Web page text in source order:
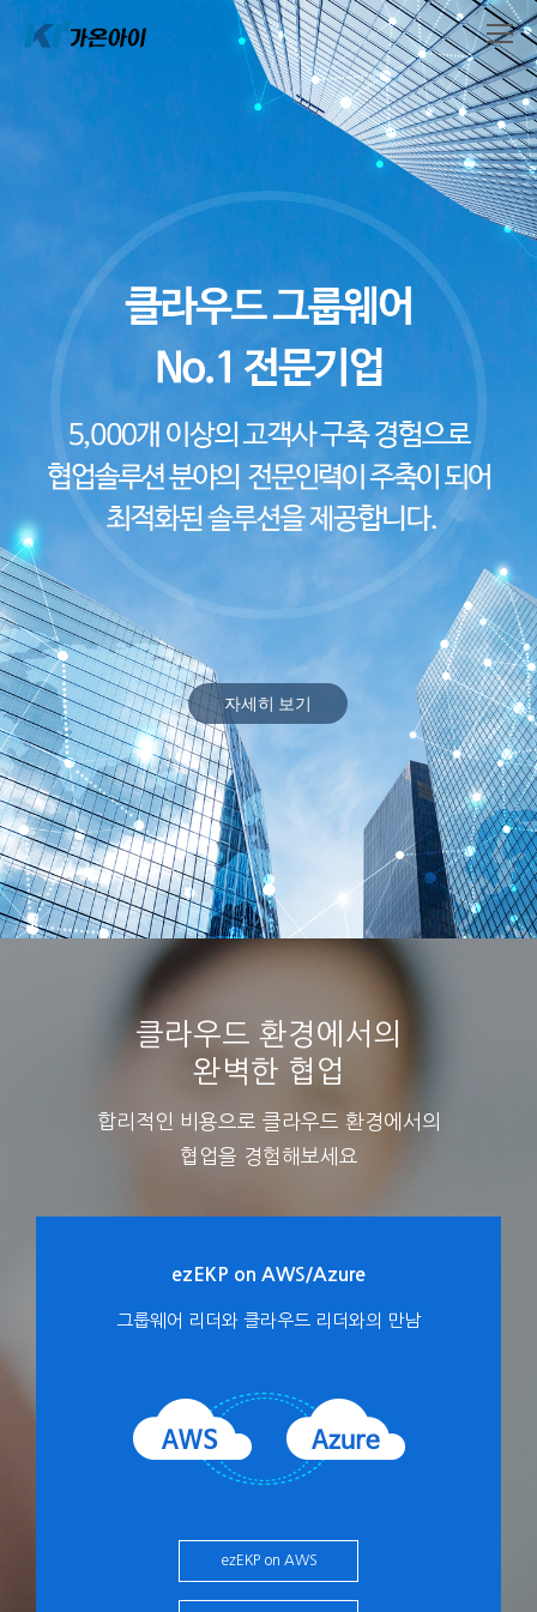
자세히 보기
클라우드 환경에서의
완벽한 협업
합리적인 비용으로 클라우드 환경에서의
협업을 경험해보세요
ezEKP on AWS/Azure
그룹웨어 리더와 클라우드 리더와의 만남
ezEKP on AWS